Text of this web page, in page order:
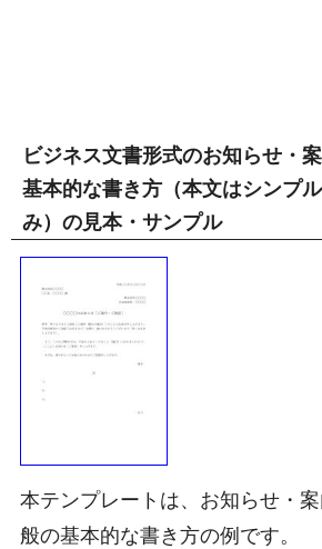
ビジネス文書形式のお知らせ・
基本的な書き方（本文はシンプ
み）の見本・サンプル
本テンプレートは、お知らせ・
般の基本的な書き方の例です。